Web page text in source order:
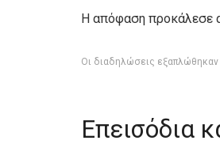
Η απόφαση προκάλεσε
Οι διαδηλώσεις
Επεισόδια